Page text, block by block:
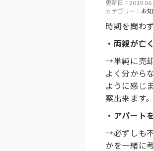
更新日：
カテゴリー： お
時期を問わ
・両親が亡
→単純に売
よく分から
ように感じ
案出来ます。
・アパート
→必ずしも
かを一緒に